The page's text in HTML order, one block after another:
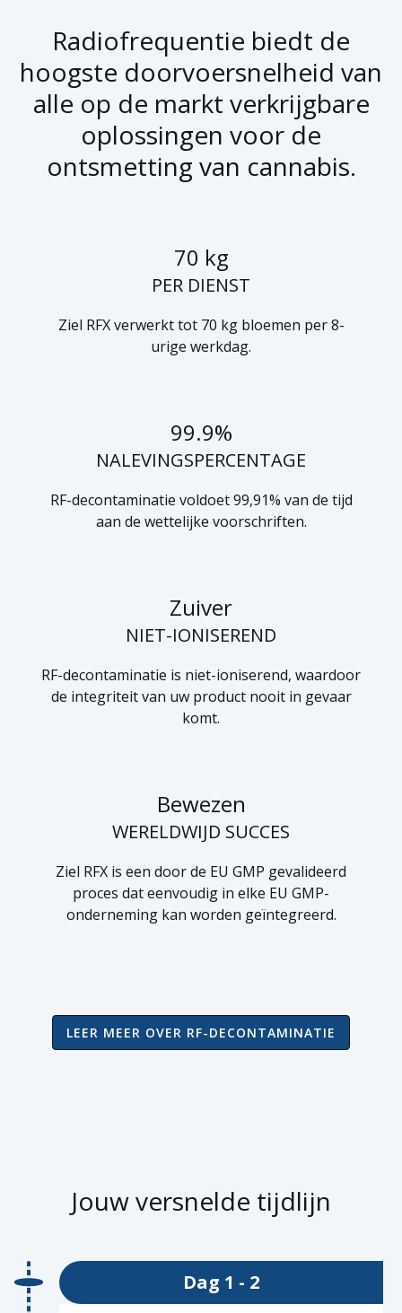
Radiofrequentie biedt de
hoogste doorvoersnelheid van
alle op de markt verkrijgbare
oplossingen voor de
ontsmetting van cannabis.
70 kg
PER DIENST
Ziel RFX verwerkt tot 70 kg bloemen per 8-
urige werkdag.
99.9%
NALEVINGSPERCENTAGE
RF-decontaminatie voldoet 99,91% van de tijd
aan de wettelijke voorschriften.
Zuiver
NIET-IONISEREND
RF-decontaminatie is niet-ioniserend, waardoor
de integriteit van uw product nooit in gevaar
komt.
Bewezen
WERELDWIJD SUCCES
Ziel RFX is een door de EU GMP gevalideerd
proces dat eenvoudig in elke EU GMP-
onderneming kan worden geïntegreerd.
LEER MEER OVER RF-DECONTAMINATIE
Jouw versnelde tijdlijn
Dag 1 - 2